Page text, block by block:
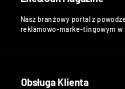
Nasz branżowy portal z
reklamowo-marke-tingowym
Obsługa Klienta